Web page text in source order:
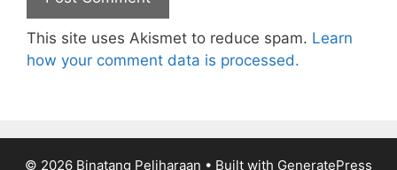
This site uses Akismet to reduce spam. Learn
how your comment data is processed.
© 2026 Binatang Peliharaan • Built with GeneratePress